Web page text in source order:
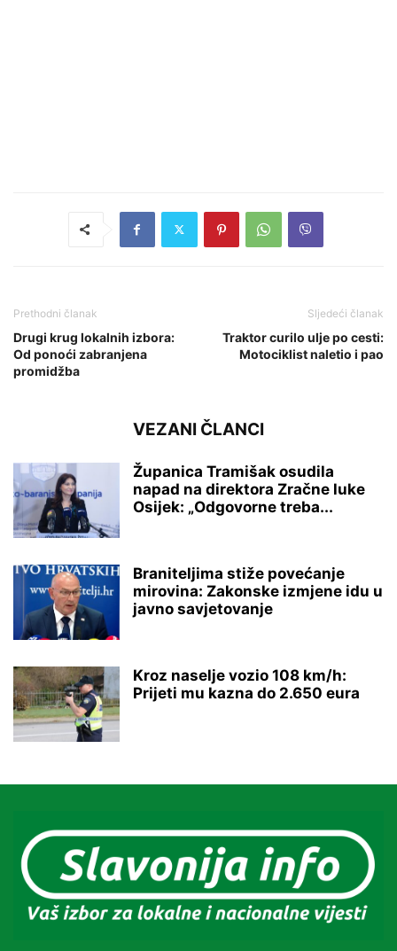
Prethodni članak
Drugi krug lokalnih izbora:
Od ponoći zabranjena
promidžba
Sljedeći članak
Traktor curilo ulje po cesti:
Motociklist naletio i pao
VEZANI ČLANCI
Županica Tramišak osudila
napad na direktora Zračne luke
Osijek: „Odgovorne treba...
Braniteljima stiže povećanje
mirovina: Zakonske izmjene idu u
javno savjetovanje
Kroz naselje vozio 108 km/h:
Prijeti mu kazna do 2.650 eura